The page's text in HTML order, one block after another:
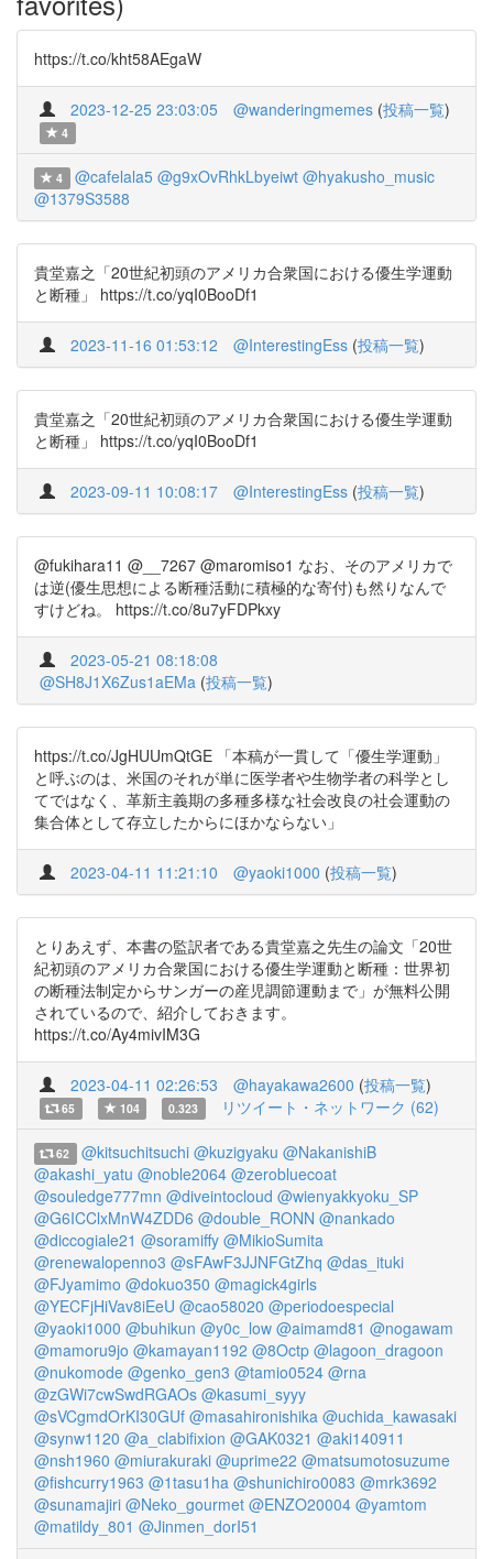
https://t.co/kht58AEgaW
2023-12-25 23:03:05 @wanderingmemes (投稿一覧)
4
4 @cafelala5 @g9xOvRhkLbyeiwt @hyakusho_music
@1379S3588
貴堂嘉之「20世紀初頭のアメリカ合衆国における優生学運動
と断種」 https://t.co/yqI0BooDf1
2023-11-16 01:53:12 @InterestingEss (投稿一覧)
貴堂嘉之「20世紀初頭のアメリカ合衆国における優生学運動
と断種」 https://t.co/yqI0BooDf1
2023-09-11 10:08:17 @InterestingEss (投稿一覧)
@fukihara11 @__7267 @maromiso1 なお、そのアメリカで
は逆(優生思想による断種活動に積極的な寄付)も然りなんで
すけどね。 https://t.co/8u7yFDPkxy
2023-05-21 08:18:08
@SH8J1X6Zus1aEMa (投稿一覧)
https://t.co/JgHUUmQtGE 「本稿が一貫して「優生学運動」
と呼ぶのは、米国のそれが単に医学者や生物学者の科学とし
てではなく、革新主義期の多種多様な社会改良の社会運動の
集合体として存立したからにほかならない」
2023-04-11 11:21:10 @yaoki1000 (投稿一覧)
とりあえず、本書の監訳者である貴堂嘉之先生の論文「20世
紀初頭のアメリカ合衆国における優生学運動と断種：世界初
の断種法制定からサンガーの産児調節運動まで」が無料公開
されているので、紹介しておきます。
https://t.co/Ay4mivIM3G
2023-04-11 02:26:53 @hayakawa2600 (投稿一覧)
65 104 0.323 リツイート・ネットワーク (62)
62 @kitsuchitsuchi @kuzigyaku @NakanishiB
@akashi_yatu @noble2064 @zerobluecoat
@souledge777mn @diveintocloud @wienyakkyoku_SP
@G6ICClxMnW4ZDD6 @double_RONN @nankado
@diccogiale21 @soramiffy @MikioSumita
@renewalopenno3 @sFAwF3JJNFGtZhq @das_ituki
@FJyamimo @dokuo350 @magick4girls
@YECFjHiVav8iEeU @cao58020 @periodoespecial
@yaoki1000 @buhikun @y0c_low @aimamd81 @nogawam
@mamoru9jo @kamayan1192 @8Octp @lagoon_dragoon
@nukomode @genko_gen3 @tamio0524 @rna
@zGWi7cwSwdRGAOs @kasumi_syyy
@sVCgmdOrKI30GUf @masahironishika @uchida_kawasaki
@synw1120 @a_clabifixion @GAK0321 @aki140911
@nsh1960 @miurakuraki @uprime22 @matsumotosuzume
@fishcurry1963 @1tasu1ha @shunichiro0083 @mrk3692
@sunamajiri @Neko_gourmet @ENZO20004 @yamtom
@matildy_801 @Jinmen_dorI51